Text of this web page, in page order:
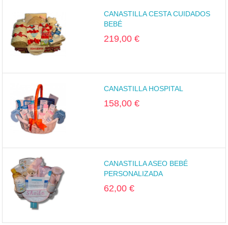
CANASTILLA CESTA CUIDADOS
BEBÉ
219,00 €
CANASTILLA HOSPITAL
158,00 €
CANASTILLA ASEO BEBÉ
PERSONALIZADA
62,00 €